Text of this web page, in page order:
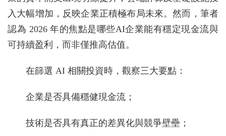
入大幅增加，反映企業正積極布局未來。然而，筆者
認為 2026 年的焦點是哪些AI企業能有穩定現金流與
可持續盈利，而非僅推高估值。
在篩選 AI 相關投資時，觀察三大要點：
企業是否具備穩健現金流；
技術是否具有真正的差異化與競爭壁壘；